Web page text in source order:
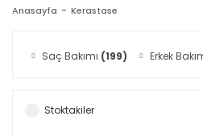
Anasayfa Kerastase
Saç Bakımı (199) Erkek
Stoktakiler